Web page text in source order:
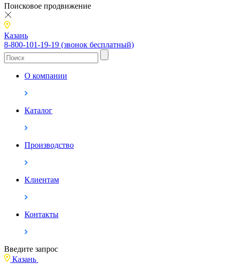
Поисковое продвижение
Казань
8-800-101-19-19 (звонок бесплатный)
О компании
Каталог
Производство
Клиентам
Контакты
Введите запрос
Казань